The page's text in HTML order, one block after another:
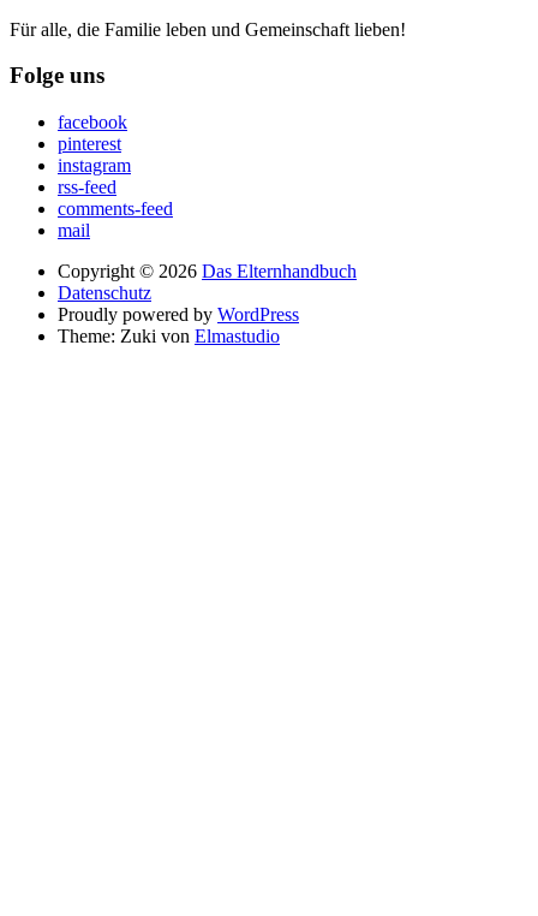
Für alle, die Familie leben und Gemeinschaft lieben!
Folge uns
facebook
pinterest
instagram
rss-feed
comments-feed
mail
Copyright © 2026 Das Elternhandbuch
Datenschutz
Proudly powered by WordPress
Theme: Zuki von Elmastudio